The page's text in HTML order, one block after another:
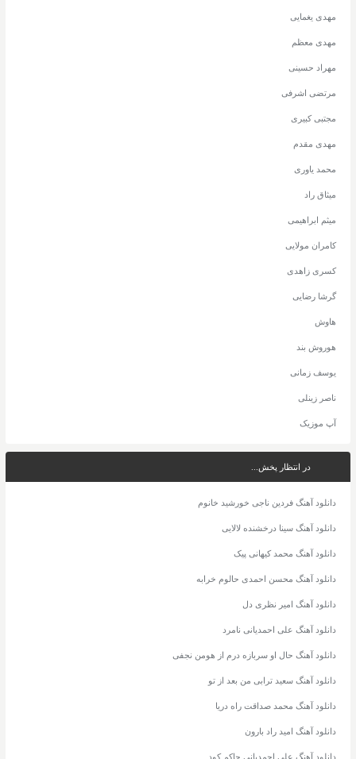
مهدی یغمایی
مهدی معظم
مهراد حسینی
مرتضی اشرفی
مجتبی کبیری
مهدی مقدم
محمد یاوری
میثاق راد
میثم ابراهیمی
کامران مولایی
کسری زاهدی
گرشا رضایی
هاوش
هوروش بند
یوسف زمانی
ناصر زینلی
آپ موزیک
در انتظار پخش...
دانلود آهنگ فردین ناجی خورشید خانوم
دانلود آهنگ سینا درخشنده لالایی
دانلود آهنگ محمد کیهانی پیک
دانلود آهنگ محسن احمدی حالوم خرابه
دانلود آهنگ امیر نظری دل
دانلود آهنگ علی احمدیانی نامرد
دانلود آهنگ حال او سربازه درم از هومن نجفی
دانلود آهنگ سعید ترابی من بعد از تو
دانلود آهنگ محمد صداقت راه دریا
دانلود آهنگ امید راد بارون
دانلود آهنگ علی احمدیانی حاکم کود